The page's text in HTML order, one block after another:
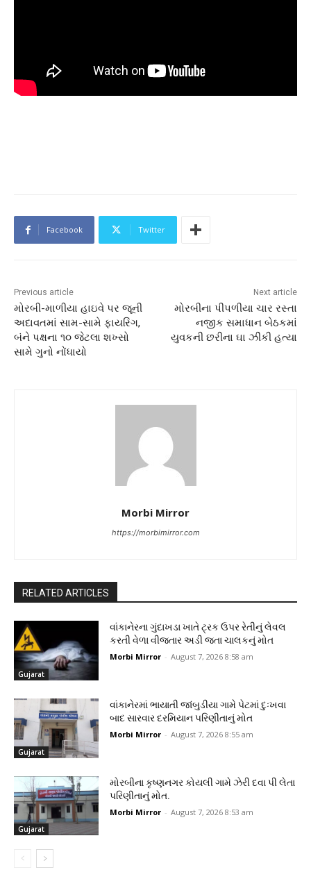
Facebook Twitter
Previous article
મોરબી-માળીયા હાઇવે પર જૂની
અદાવતમાં સામ-સામે ફાયરિંગ,
બંને પક્ષના ૧૦ જેટલા શખ્સો
સામે ગુનો નોંધાયો
Next article
મોરબીના પીપળીયા ચાર રસ્તા
નજીક સમાધાન બેઠકમાં
યુવકની છરીના ઘા ઝીંકી હત્યા
Morbi Mirror
https://morbimirror.com
RELATED ARTICLES
Gujarat
વાંકાનેરના ગુંદાખડા ખાતે ટ્રક ઉપર રેતીનું લેવલ
કરતી વેળા વીજતાર અડી જતા ચાલકનું મોત
Morbi Mirror - August 7, 2026 8:58 am
Gujarat
વાંકાનેરમાં ભાયાતી જાંબુડીયા ગામે પેટમાં દુઃખવા
બાદ સારવાર દરમિયાન પરિણીતાનું મોત
Morbi Mirror - August 7, 2026 8:55 am
Gujarat
મોરબીના કૃષ્ણનગર કોયલી ગામે ઝેરી દવા પી લેતા
પરિણીતાનું મોત.
Morbi Mirror - August 7, 2026 8:53 am